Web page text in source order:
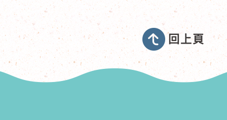
回上頁